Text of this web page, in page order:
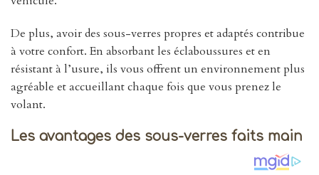
De plus, avoir des sous-verres propres et adaptés contribue
à votre confort. En absorbant les éclaboussures et en
résistant à l’usure, ils vous offrent un environnement plus
agréable et accueillant chaque fois que vous prenez le
volant.
Les avantages des sous-verres faits main